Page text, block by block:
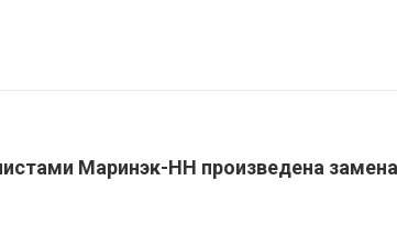
Маринэк-НН произведена